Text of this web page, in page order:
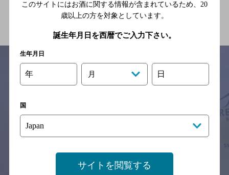
関連ページ
※それぞれのお店のメニューや営業時間などの掲載情報については、
予告なしに変更されることがありますので、
念のためお店にご確認の上ご来店くださいますようお願い申し上げま
情報提供：ぐるなび
このサイトにはお酒に関する情報が含まれているため、 20
歳以上の方を対象としています。
誕生年月日を西暦でご入力下さい。
生年月日
年 月 日
国
サイトを閲覧する